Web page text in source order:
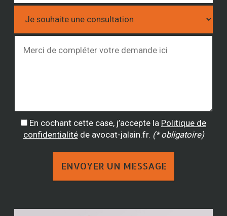
En cochant cette case, j’accepte la Politique de
confidentialitéde avocat-jalain.fr. (* obligatoire)